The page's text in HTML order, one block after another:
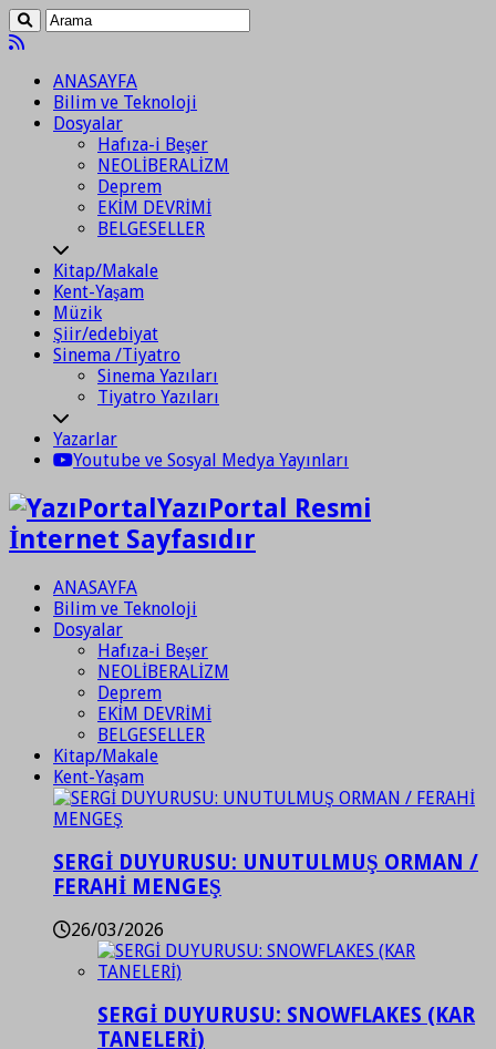
ANASAYFA
Bilim ve Teknoloji
Dosyalar
Hafıza-i Beşer
NEOLİBERALİZM
Deprem
EKİM DEVRİMİ
BELGESELLER
Kitap/Makale
Kent-Yaşam
Müzik
Şiir/edebiyat
Sinema /Tiyatro
Sinema Yazıları
Tiyatro Yazıları
Yazarlar
Youtube ve Sosyal Medya Yayınları
YazıPortal Resmi
İnternet Sayfasıdır
ANASAYFA
Bilim ve Teknoloji
Dosyalar
Hafıza-i Beşer
NEOLİBERALİZM
Deprem
EKİM DEVRİMİ
BELGESELLER
Kitap/Makale
Kent-Yaşam
SERGİ DUYURUSU: UNUTULMUŞ ORMAN /
FERAHİ MENGEŞ
26/03/2026
SERGİ DUYURUSU: SNOWFLAKES (KAR
TANELERİ)